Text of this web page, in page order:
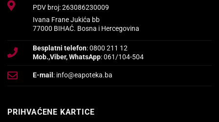
PDV broj: 263086230009
Ivana Frane Jukića bb
77000 BIHAĆ. Bosna i Hercegovina
Besplatni telefon: 0800 211 12
Mob.,Viber, WhatsApp: 061/104-504
E-mail : info@eapoteka.ba
PRIHVAĆENE KARTICE